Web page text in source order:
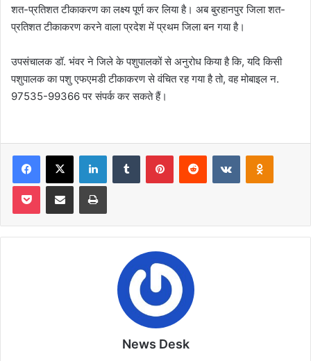
शत-प्रतिशत टीकाकरण का लक्ष्य पूर्ण कर लिया है। अब बुरहानपुर जिला शत-
प्रतिशत टीकाकरण करने वाला प्रदेश में प्रथम जिला बन गया है।
उपसंचालक डॉ. भंवर ने जिले के पशुपालकों से अनुरोध किया है कि, यदि किसी
पशुपालक का पशु एफएमडी टीकाकरण से वंचित रह गया है तो, वह मोबाइल न.
97535-99366 पर संपर्क कर सकते हैं।
Facebook
X LinkedInTumblr PinterestReddit VKontakte
Pocket Share via Email Print
News Desk